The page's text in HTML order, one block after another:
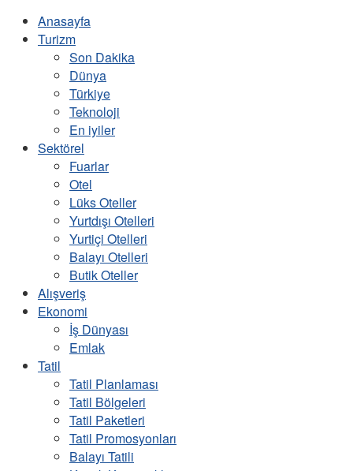
Anasayfa
Turizm
Son Dakika
Dünya
Türkiye
Teknoloji
En iyiler
Sektörel
Fuarlar
Otel
Lüks Oteller
Yurtdışı Otelleri
Yurtiçi Otelleri
Balayı Otelleri
Butik Oteller
Alışveriş
Ekonomi
İş Dünyası
Emlak
Tatil
Tatil Planlaması
Tatil Bölgeleri
Tatil Paketleri
Tatil Promosyonları
Balayı Tatili